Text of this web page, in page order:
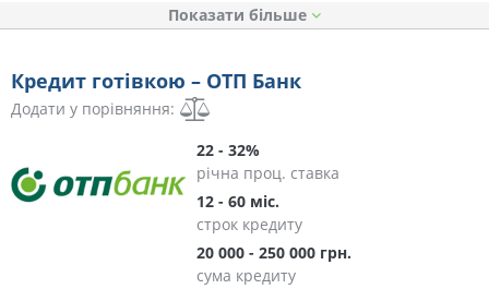
Показати
Кредит готівкою – ОТП Банк
Додати у порівняння:
22 - 32%
річна проц. ставка
12 - 60 міс.
строк кредиту
20 000 - 250 000 грн.
сума кредиту